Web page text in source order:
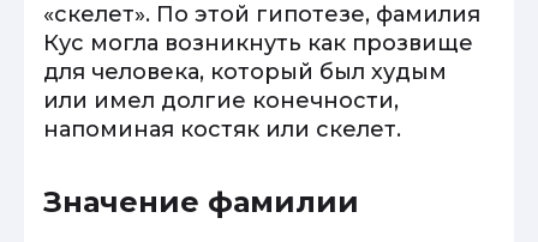
«скелет». По этой гипотезе, фамилия
Кус могла возникнуть как прозвище
для человека, который был худым
или имел долгие конечности,
напоминая костяк или скелет.
Значение фамилии